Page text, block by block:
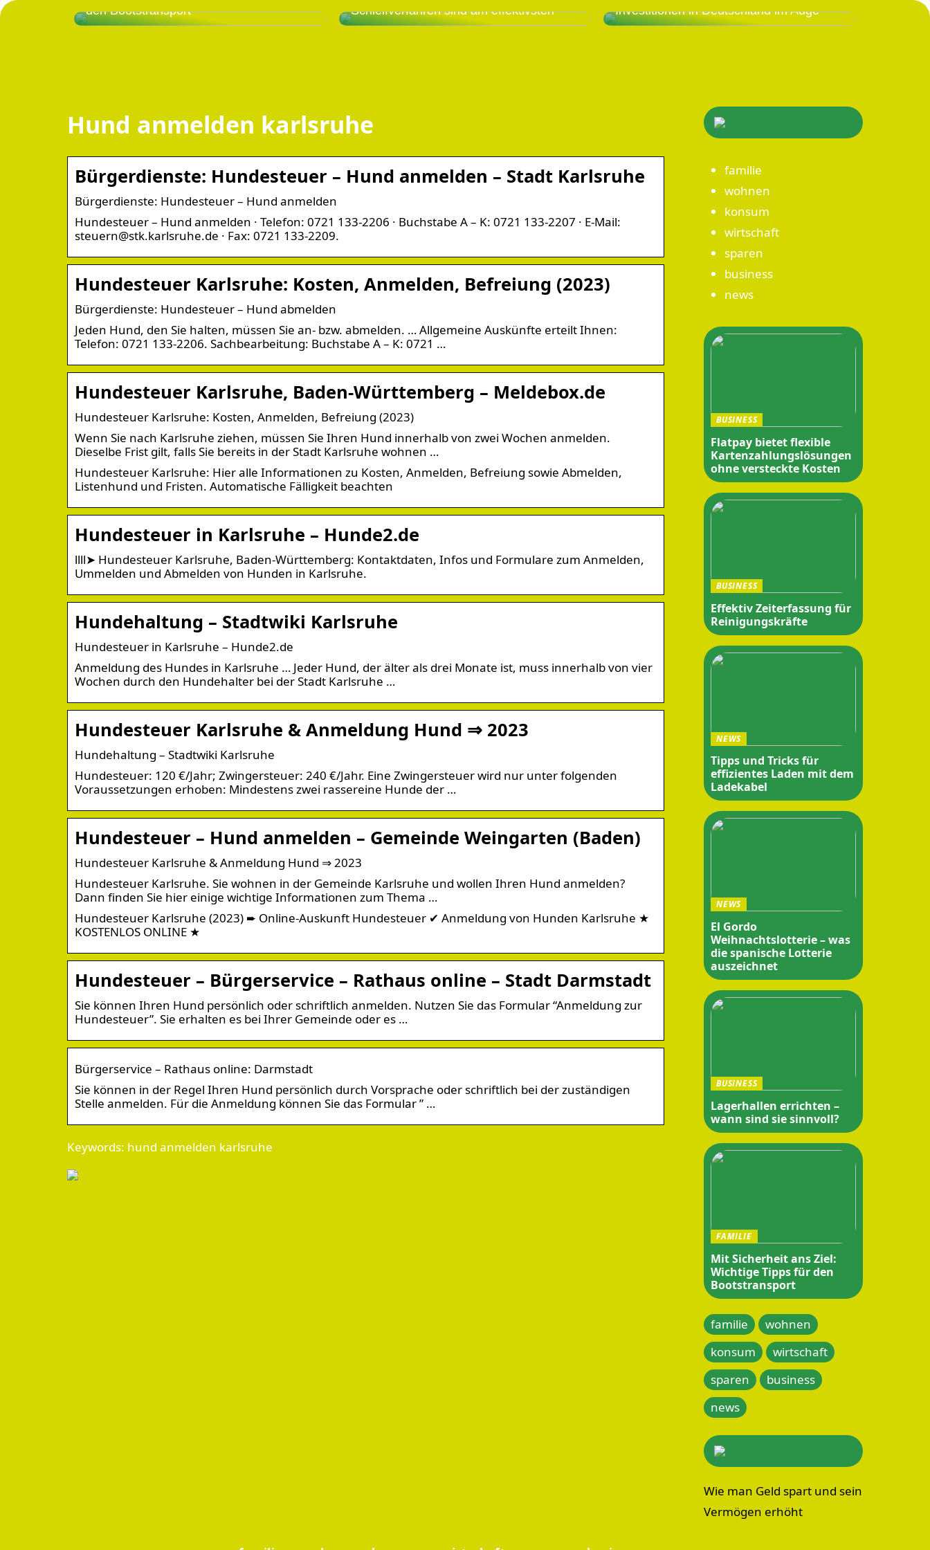
den Bootstransport
Schleifverfahren sind am effektivsten
Investitionen in Deutschland im Auge
Hund anmelden karlsruhe
Bürgerdienste: Hundesteuer – Hund anmelden – Stadt Karlsruhe
Bürgerdienste: Hundesteuer – Hund anmelden
Hundesteuer – Hund anmelden · Telefon: 0721 133-2206 · Buchstabe A – K: 0721 133-2207 · E-Mail:
steuern@stk.karlsruhe.de · Fax: 0721 133-2209.
Hundesteuer Karlsruhe: Kosten, Anmelden, Befreiung (2023)
Bürgerdienste: Hundesteuer – Hund abmelden
Jeden Hund, den Sie halten, müssen Sie an- bzw. abmelden. … Allgemeine Auskünfte erteilt Ihnen:
Telefon: 0721 133-2206. Sachbearbeitung: Buchstabe A – K: 0721 …
Hundesteuer Karlsruhe, Baden-Württemberg – Meldebox.de
Hundesteuer Karlsruhe: Kosten, Anmelden, Befreiung (2023)
Wenn Sie nach Karlsruhe ziehen, müssen Sie Ihren Hund innerhalb von zwei Wochen anmelden.
Dieselbe Frist gilt, falls Sie bereits in der Stadt Karlsruhe wohnen …
Hundesteuer Karlsruhe: Hier alle Informationen zu Kosten, Anmelden, Befreiung sowie Abmelden,
Listenhund und Fristen. Automatische Fälligkeit beachten
Hundesteuer in Karlsruhe – Hunde2.de
llll➤ Hundesteuer Karlsruhe, Baden-Württemberg: Kontaktdaten, Infos und Formulare zum Anmelden,
Ummelden und Abmelden von Hunden in Karlsruhe.
Hundehaltung – Stadtwiki Karlsruhe
Hundesteuer in Karlsruhe – Hunde2.de
Anmeldung des Hundes in Karlsruhe … Jeder Hund, der älter als drei Monate ist, muss innerhalb von vier
Wochen durch den Hundehalter bei der Stadt Karlsruhe …
Hundesteuer Karlsruhe & Anmeldung Hund ⇒ 2023
Hundehaltung – Stadtwiki Karlsruhe
Hundesteuer: 120 €/Jahr; Zwingersteuer: 240 €/Jahr. Eine Zwingersteuer wird nur unter folgenden
Voraussetzungen erhoben: Mindestens zwei rassereine Hunde der …
Hundesteuer – Hund anmelden – Gemeinde Weingarten (Baden)
Hundesteuer Karlsruhe & Anmeldung Hund ⇒ 2023
Hundesteuer Karlsruhe. Sie wohnen in der Gemeinde Karlsruhe und wollen Ihren Hund anmelden?
Dann finden Sie hier einige wichtige Informationen zum Thema …
Hundesteuer Karlsruhe (2023) ➨ Online-Auskunft Hundesteuer ✔ Anmeldung von Hunden Karlsruhe ★
KOSTENLOS ONLINE ★
Hundesteuer – Bürgerservice – Rathaus online – Stadt Darmstadt
Sie können Ihren Hund persönlich oder schriftlich anmelden. Nutzen Sie das Formular “Anmeldung zur
Hundesteuer”. Sie erhalten es bei Ihrer Gemeinde oder es …
Bürgerservice – Rathaus online: Darmstadt
Sie können in der Regel Ihren Hund persönlich durch Vorsprache oder schriftlich bei der zuständigen
Stelle anmelden. Für die Anmeldung können Sie das Formular ” …
Keywords: hund anmelden karlsruhe
familie
wohnen
konsum
wirtschaft
sparen
business
news
BUSINESS
Flatpay bietet flexible
Kartenzahlungslösungen
ohne versteckte Kosten
BUSINESS
Effektiv Zeiterfassung für
Reinigungskräfte
NEWS
Tipps und Tricks für
effizientes Laden mit dem
Ladekabel
NEWS
El Gordo
Weihnachtslotterie – was
die spanische Lotterie
auszeichnet
BUSINESS
Lagerhallen errichten –
wann sind sie sinnvoll?
FAMILIE
Mit Sicherheit ans Ziel:
Wichtige Tipps für den
Bootstransport
familie
wohnen
konsum
wirtschaft
sparen
business
news
Wie man Geld spart und sein
Vermögen erhöht